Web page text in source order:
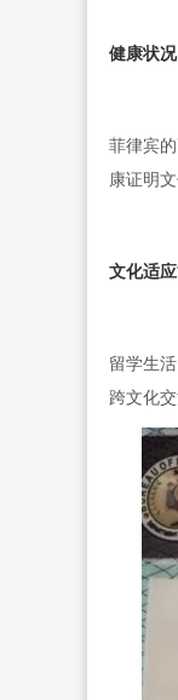
健康状况
菲律宾
康证明文
文化适
留学生
跨文化